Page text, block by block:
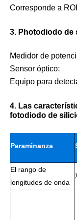
Corresponde a
3. Photodiodo de
Medidor de
Sensor óptico;
Equipo para
4. Las
fotodiodo de
Paraminanza
El rango de
longitudes de onda